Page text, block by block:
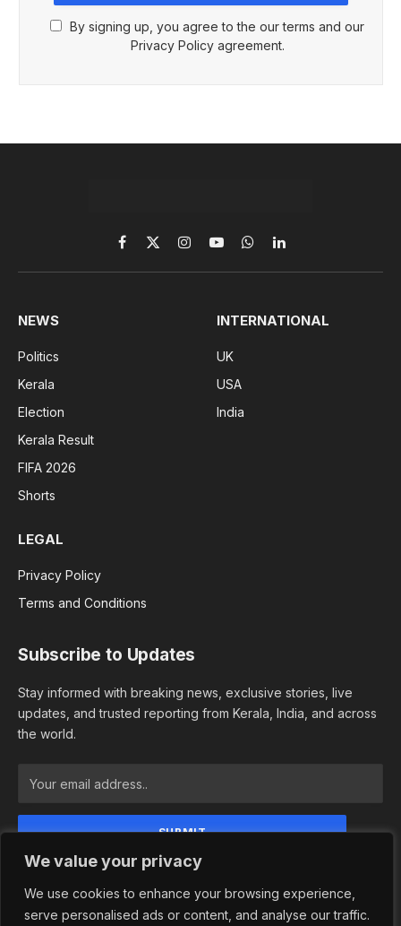
We value your privacy
We use cookies to enhance your browsing experience,
serve personalised ads or content, and analyse our traffic.
By signing up, you agree to the our terms and our
Privacy Policy agreement.
Facebook
X
(Twitter)
InstagramYouTubeWhatsAppLinkedIn
NEWS
Politics
Kerala
Election
Kerala Result
FIFA 2026
Shorts
INTERNATIONAL
UK
USA
India
LEGAL
Privacy Policy
Terms and Conditions
Subscribe to Updates
Stay informed with breaking news, exclusive stories, live
updates, and trusted reporting from Kerala, India, and across
the world.
By signing up, you agree to the our terms and our
Privacy Policy agreement.